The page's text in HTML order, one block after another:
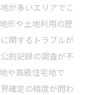
が多いエリアでこ
形や土地利用の歴
関するトラブルが
的記録の調査が不
や高級住宅地で
確定の精度が問わ